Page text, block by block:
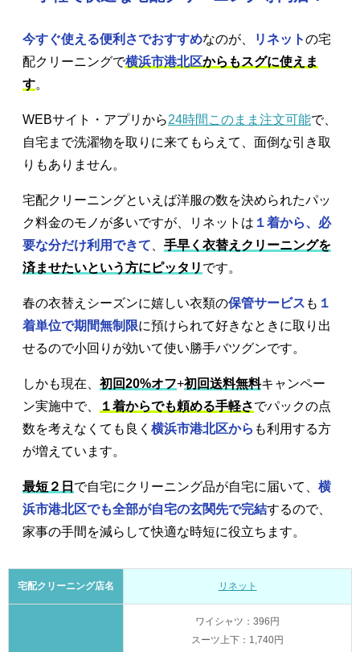
今すぐ使える便利さでおすすめなのが、 リネットの宅
配クリーニングで横浜市港北区からもスグに使えま
す。
WEBサイト・アプリから24時間このまま注文可能で、
自宅まで洗濯物を取りに来てもらえて、面倒な引き取
りもありません。
宅配クリーニングといえば洋服の数を決められたパッ
ク料金のモノが多いですが、リネットは １着から、必
要な分だけ利用できて
手早く衣替えクリーニングを
済ませたいという方にピッタリ です。
春の衣替えシーズンに嬉しい衣類の保管サービス も １
着単位で期間無制限に預けられて好きなときに取り出
せるので小回りが効いて使い勝手バツグンです。
しかも現在、 初回20%オフ+初回送料無料キャンペー
ン実施中で、
１着からでも頼める手軽さでパックの点
数を考えなくても良く 横浜市港北区から も利用する方
が増えています。
最短２日 で自宅にクリーニング品が自宅に届いて、 横
浜市港北区でも全部が自宅の玄関先で完結するので、
家事の手間を減らして快適な時短に役立ちます。
宅配クリーニング店名 リネット
ワイシャツ：396円
スーツ上下：1,740円